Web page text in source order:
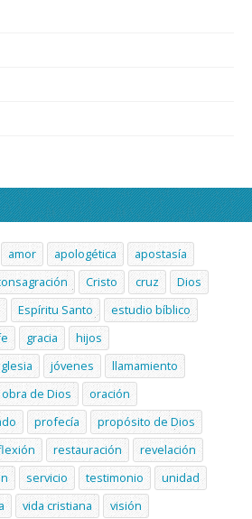
amor apologética
apostasía
Cristo cruz
Dios
Espíritu Santo
estudio bíblico
gracia
hijos
jóvenes
llamamiento
obra de Dios
oración
profecía
propósito de Dios
restauración
revelación
servicio testimonio
unidad
vida cristiana visión